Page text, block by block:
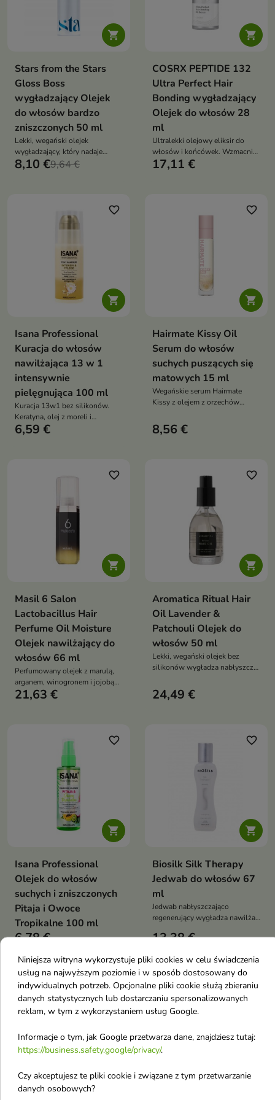

Stars from the Stars
Gloss Boss
wygładzający Olejek
do włosów bardzo
zniszczonych 50 ml
Lekki, wegański olejek
wygładzający, który nadaje
włosom lustrzany blask,
8,10 €9,64 €

COSRX PEPTIDE 132
Ultra Perfect Hair
Bonding wygładzający
Olejek do włosów 28
ml
Ultralekki olejowy eliksir do
włosów i końcówek. Wzmacnia
wiązania wewnątrz włókna,
17,11 €

favorite_border
Isana Professional
Kuracja do włosów
nawilżająca 13 w 1
intensywnie
pielęgnująca 100 ml
Kuracja 13w1 bez silikonów.
Keratyna, olej z moreli i
stokrotka wzmacniają,
6,59 €

favorite_border
Hairmate Kissy Oil
Serum do włosów
suchych puszących się
matowych 15 ml
Wegańskie serum Hairmate
Kissy z olejem z orzechów
wygładza, nabłyszcza i odżywia
włosy, nie obciążając ich. Chroni
włosy gładkie, miękkie i pełne
8,56 €

favorite_border
Masil 6 Salon
Lactobacillus Hair
Perfume Oil Moisture
Olejek nawilżający do
włosów 66 ml
Perfumowany olejek z marulą,
arganem, winogronem i jojobą
wspaniale nawilża, wygładza,
21,63 €

favorite_border
Aromatica Ritual Hair
Oil Lavender &
Patchouli Olejek do
włosów 50 ml
Lekki, wegański olejek bez
silikonów wygładza nabłyszcza,
rozczesywanie
24,49 €

favorite_border
Isana Professional
Olejek do włosów
suchych i zniszczonych
Pitaja i Owoce
Tropikalne 100 ml
6,78 €

favorite_border
Biosilk Silk Therapy
Jedwab do włosów 67
ml
Jedwab nabłyszczająco
regenerujący wygładza nawilża
temperaturą i UV jedwabisty
13,38 €

favorite_border

favorite_border
Niniejsza witryna wykorzystuje pliki cookies w celu świadczenia
usług na najwyższym poziomie i w sposób dostosowany do
indywidualnych potrzeb. Opcjonalne pliki cookie służą zbieraniu
danych statystycznych lub dostarczaniu spersonalizowanych
reklam, w tym z wykorzystaniem usług Google.
Informacje o tym, jak Google przetwarza dane, znajdziesz tutaj:
https://business.safety.google/privacy/.
Czy akceptujesz te pliki cookie i związane z tym przetwarzanie
danych osobowych?